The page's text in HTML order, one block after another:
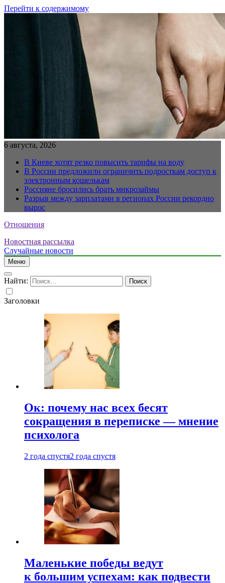
Перейти к содержимому
6 августа, 2026
В Киеве хотят резко повысить тарифы на воду
В России предложили ограничить подросткам доступ к
электронным кошелькам
Россияне бросились брать микрозаймы
Разрыв между зарплатами в регионах России рекордно
вырос
Отношения
Новостная рассылка
Случайные новости
Меню
Найти:
Заголовки
Ок: почему нас всех бесят
сокращения в переписке — мнение
психолога
2 года спустя2 года спустя
Маленькие победы ведут
к большим успехам: как подвести